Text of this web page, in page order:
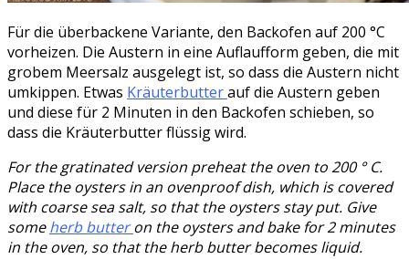
Für die überbackene Variante, den Backofen auf 200 °C
vorheizen. Die Austern in eine Auflaufform geben, die mit
grobem Meersalz ausgelegt ist, so dass die Austern nicht
umkippen. Etwas Kräuterbutterauf die Austern geben
und diese für 2 Minuten in den Backofen schieben, so
dass die Kräuterbutter flüssig wird.
For the gratinated version preheat the oven to 200 ° C.
Place the oysters in an ovenproof dish, which is covered
with coarse sea salt, so that the oysters stay put. Give
someherb butteron the oysters and bake for 2 minutes
in the oven, so that the herb butter becomes liquid.